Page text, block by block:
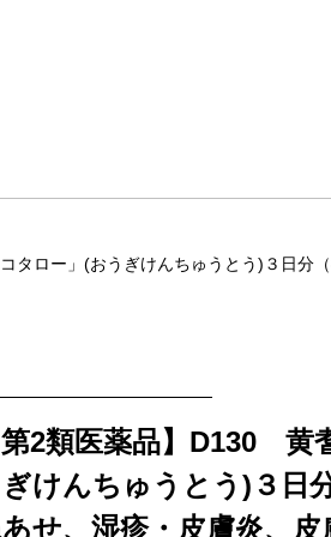
タロー」(おうぎけんちゅうとう)３日分
第2類医薬品】D130 黄
けんちゅうとう)３日
せ、湿疹・皮膚炎、皮